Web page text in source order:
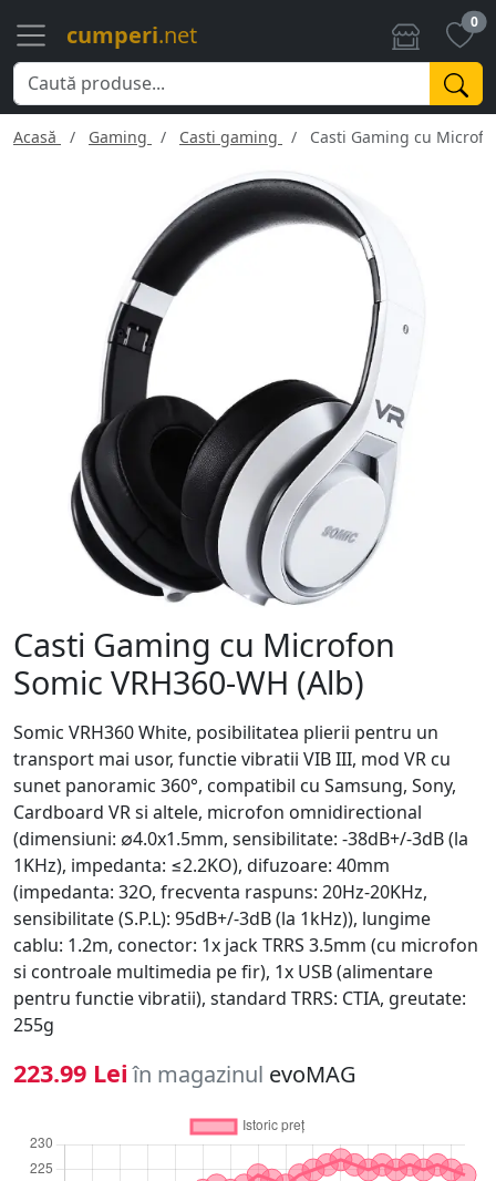
cumperi.net 0
Acasă Gaming Casti gaming Casti Gaming cu
Casti Gaming cu Microfon
Somic VRH360-WH (Alb)
Somic VRH360 White, posibilitatea plierii pentru un
transport mai usor, functie vibratii VIB III, mod VR cu
sunet panoramic 360°, compatibil cu Samsung, Sony,
Cardboard VR si altele, microfon omnidirectional
(dimensiuni: ∅4.0x1.5mm, sensibilitate: -38dB+/-3dB (la
1KHz), impedanta: ≤2.2KO), difuzoare: 40mm
(impedanta: 32O, frecventa raspuns: 20Hz-20KHz,
sensibilitate (S.P.L): 95dB+/-3dB (la 1kHz)), lungime
cablu: 1.2m, conector: 1x jack TRRS 3.5mm (cu microfon
si controale multimedia pe fir), 1x USB (alimentare
pentru functie vibratii), standard TRRS: CTIA, greutate:
255g
223.99 Lei în magazinul evoMAG